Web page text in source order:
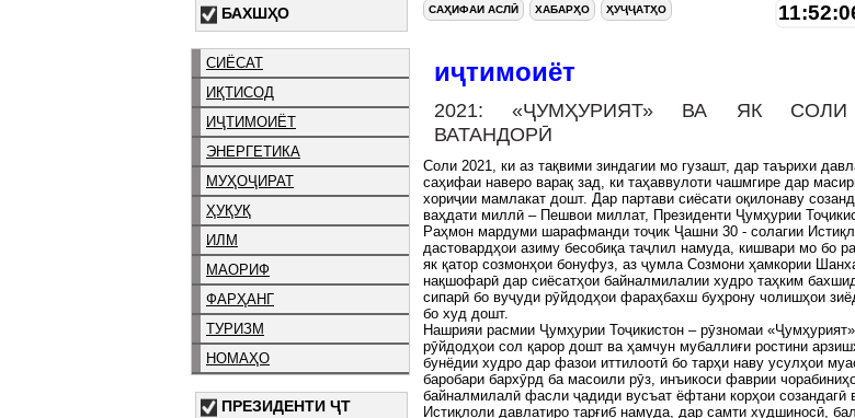
БАХШҲО
СИЁСАТ
ИҚТИСОД
ИҶТИМОИЁТ
ЭНЕРГЕТИКА
МУҲОҶИРАТ
ҲУҚУҚ
ИЛМ
МАОРИФ
ФАРҲАНГ
ТУРИЗМ
НОМАҲО
ПРЕЗИДЕНТИ ҶТ
САҲИФАИ АСЛӢ ХАБАРҲО ҲУҶҶАТҲО
иҷтимоиёт
2021: «ҶУМҲУРИЯТ» ВА ЯК СОЛИ
ВАТАНДОРӢ
Соли 2021, ки аз тақвими зиндагии мо гузашт, дар таърихи
саҳифаи наверо варақ зад, ки таҳаввулоти чашмгире дар
хориҷии мамлакат дошт. Дар партави сиёсати оқилонаву
ваҳдати миллӣ – Пешвои миллат, Президенти Ҷумҳурии
Раҳмон мардуми шарафманди тоҷик Ҷашни 30 - солагии
дастовардҳои азиму бесобиқа таҷлил намуда, кишвари мо бо
як қатор созмонҳои бонуфуз, аз ҷумла Созмони ҳамкории
нақшофарӣ дар сиёсатҳои байналмилалии худро таҳким
сипарӣ бо вуҷуди рӯйдодҳои фараҳбахш буҳрону чолишҳои
бо худ дошт.
Нашрияи расмии Ҷумҳурии Тоҷикистон – рӯзномаи
рӯйдодҳои сол қарор дошт ва ҳамчун мубаллиғи ростини
бунёдии худро дар фазои иттилоотӣ бо тарҳи наву усулҳои
баробари бархӯрд ба масоили рӯз, инъикоси фаврии
байналмилалӣ фасли ҷадиди вусъат ёфтани корҳои созандагӣ
Истиқлоли давлатиро тарғиб намуда, дар самти худшиносӣ,